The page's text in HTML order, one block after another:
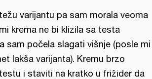
varijantu pa sam morala veoma
krema ne bi klizila sa testa
sam počela slagati višnje (posle mi
lakša varijanta). Kremu brzo
i staviti na kratko u frižider da